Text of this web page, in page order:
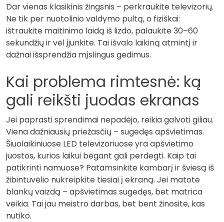
Dar vienas klasikinis žingsnis – perkraukite televizorių.
Ne tik per nuotolinio valdymo pultą, o fiziškai:
ištraukite maitinimo laidą iš lizdo, palaukite 30–60
sekundžių ir vėl įjunkite. Tai išvalo laikiną atmintį ir
dažnai išsprendžia mįslingus gedimus.
Kai problema rimtesnė: ką
gali reikšti juodas ekranas
Jei paprasti sprendimai nepadėjo, reikia galvoti giliau.
Viena dažniausių priežasčių – sugedęs apšvietimas.
Šiuolaikiniuose LED televizoriuose yra apšvietimo
juostos, kurios laikui bėgant gali perdegti. Kaip tai
patikrinti namuose? Patamsinkite kambarį ir šviesą iš
žibintuvėlio nukreipkite tiesiai į ekraną. Jei matote
blankų vaizdą – apšvietimas sugedęs, bet matrica
veikia. Tai jau meistro darbas, bet bent žinosite, kas
nutiko.